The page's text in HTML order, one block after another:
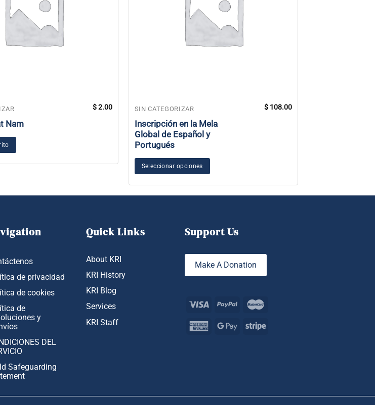
Nam
$2.00 SIN CATEGORIZAR
Inscripción en la Mela
Global de Español y
Portugués
$ 108.00
Seleccionar opciones
de privacidad
de cookies
de
y
DEL
Safeguarding
Quick Links
About KRI
KRI History
KRI Blog
Services
KRI Staff
Support Us
Make A Donation